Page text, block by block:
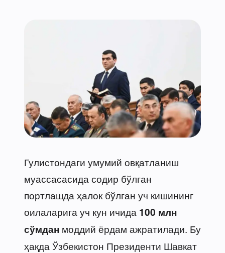
Гулистондаги умумий овқатланиш
муассасасида содир бўлган
портлашда ҳалок бўлган уч кишининг
оилаларига уч кун ичида 100 млн
сўмдан моддий ёрдам ажратилади. Бу
ҳақда Ўзбекистон Президенти Шавкат